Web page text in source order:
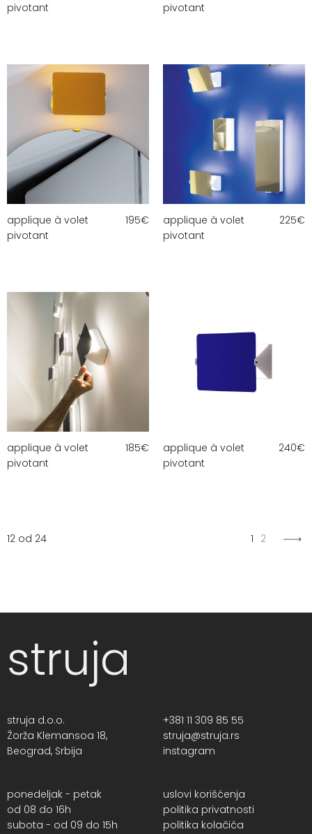
pivotant
pivotant
applique à volet
pivotant
195€
applique à volet
pivotant
225€
applique à volet
pivotant
185€
applique à volet
pivotant
240€
12 od 24 1 2
struja
struja d.o.o.
Žorža Klemansoa 18,
Beograd, Srbija
+381 11 309 85 55
struja@struja.rs
instagram
ponedeljak - petak
od 08 do 16h
subota - od 09 do 15h
uslovi korišćenja
politika privatnosti
politika kolačića